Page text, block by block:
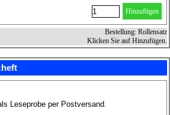
Hinzufügen
Bestellung: Rollensatz
Klicken Sie auf Hinzufügen.
Leseprobe per Postversand.